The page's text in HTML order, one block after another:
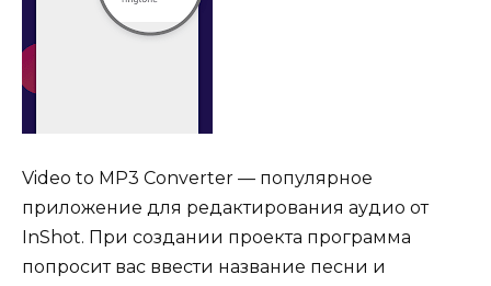
Video to MP3 Converter — популярное
приложение для редактирования аудио от
InShot. При создании проекта программа
попросит вас ввести название песни и